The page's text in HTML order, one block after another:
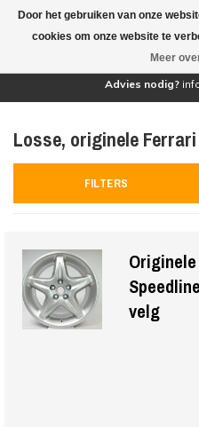
Advies nodig?
Losse, originele
FILTERS
velg
Door het gebruiken van onze
cookies om onze website te
Meer